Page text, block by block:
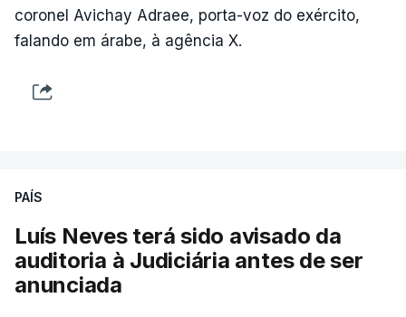
coronel Avichay Adraee, porta-voz do exército,
falando em árabe, à agência X.
PAÍS
Luís Neves terá sido avisado da
auditoria à Judiciária antes de ser
anunciada